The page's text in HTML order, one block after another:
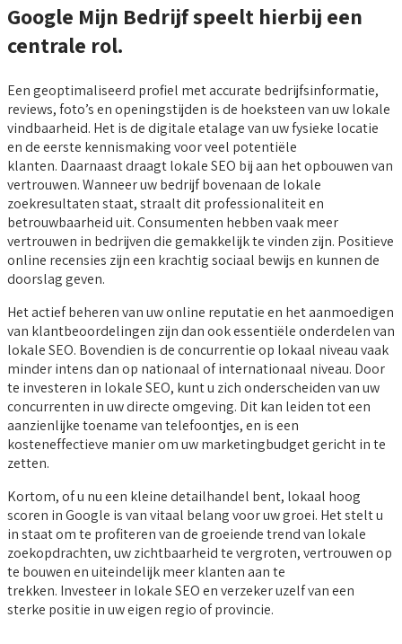
Google Mijn Bedrijf speelt hierbij een
centrale rol.
Een geoptimaliseerd profiel met accurate bedrijfsinformatie,
reviews, foto’s en openingstijden is de hoeksteen van uw lokale
vindbaarheid. Het is de digitale etalage van uw fysieke locatie
en de eerste kennismaking voor veel potentiële
klanten. Daarnaast draagt lokale SEO bij aan het opbouwen van
vertrouwen. Wanneer uw bedrijf bovenaan de lokale
zoekresultaten staat, straalt dit professionaliteit en
betrouwbaarheid uit. Consumenten hebben vaak meer
vertrouwen in bedrijven die gemakkelijk te vinden zijn. Positieve
online recensies zijn een krachtig sociaal bewijs en kunnen de
doorslag geven.
Het actief beheren van uw online reputatie en het aanmoedigen
van klantbeoordelingen zijn dan ook essentiële onderdelen van
lokale SEO. Bovendien is de concurrentie op lokaal niveau vaak
minder intens dan op nationaal of internationaal niveau. Door
te investeren in lokale SEO, kunt u zich onderscheiden van uw
concurrenten in uw directe omgeving. Dit kan leiden tot een
aanzienlijke toename van telefoontjes, en is een
kosteneffectieve manier om uw marketingbudget gericht in te
zetten.
Kortom, of u nu een kleine detailhandel bent, lokaal hoog
scoren in Google is van vitaal belang voor uw groei. Het stelt u
in staat om te profiteren van de groeiende trend van lokale
zoekopdrachten, uw zichtbaarheid te vergroten, vertrouwen op
te bouwen en uiteindelijk meer klanten aan te
trekken. Investeer in lokale SEO en verzeker uzelf van een
sterke positie in uw eigen regio of provincie.